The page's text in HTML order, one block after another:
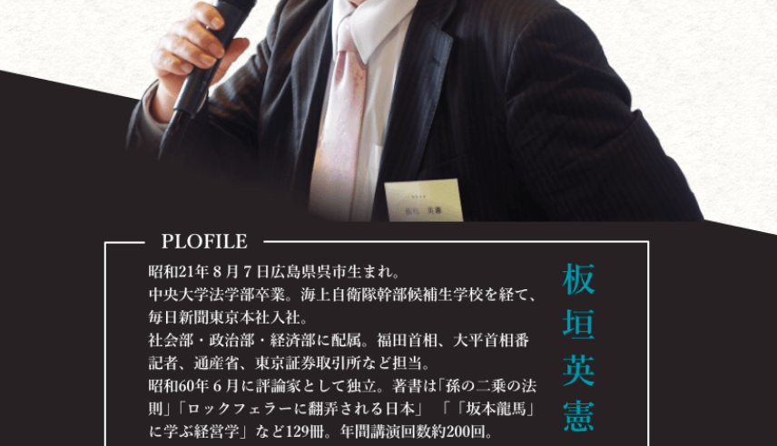
『２０１１年は、こう動く！激変する世界と日本の進路』
～米国大乱、中国争乱、北朝鮮混乱、円高＝ドル安波乱
内容を見る
米国ブッシュ政権の世界戦略と日本の進路
～日本経済の再生から有事立法、個人情報保護法まで
全社員が知っておくべき情報管理術
～企業の情報資産を守り「情報管理の達人」になろう
内容を見る
今こそチャンス！ 立ち上がれ企業経営者！
内容を見る